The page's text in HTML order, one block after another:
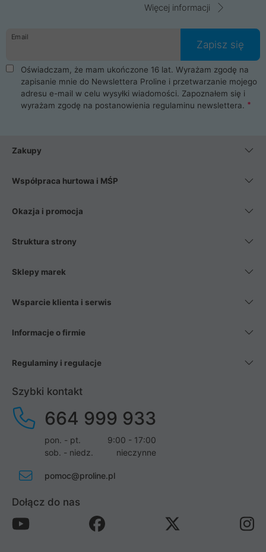
komunikacja ze sklepem komputerowym ProLine jest
danych osobowych. Dlatego zakup notebooka albo laptopa w
ProLine to czysta przyjemność i pełne bezpieczeństwo.
Zaopatrzysz się u nas w akcesoria i części komputerowe
takie jak procesory, karty graficzne, płyty główne, pamięci,
dyski SSD, M.2 oraz HDD. Nasi pracownicy pomogą Ci wybrać
najlepszy zasilacz komputerowy oraz obudowę do komputera.
Poza komputerami mamy również najlepsze na rynku
Smartfony takich producentów jak Xiaomi, Apple, Samsung i
wentylatory. Na koniec mając już to wszystko, możesz
Więcej informacji
Email
Zapisz się
Oświadczam, że mam ukończone 16 lat. Wyrażam zgodę na
zapisanie mnie do Newslettera Proline i przetwarzanie mojego
adresu e-mail w celu wysyłki wiadomości. Zapoznałem się i
wyrażam zgodę na postanowienia regulaminu newslettera.
Zakupy
Współpraca hurtowa i MŚP
Okazja i promocja
Struktura strony
Sklepy marek
Wsparcie klienta i serwis
Informacje o firmie
Regulaminy i regulacje
Szybki kontakt
664 999 933
pon. - pt.
9:00 - 17:00
sob. - niedz.
nieczynne
pomoc@proline.pl
Dołącz do nas